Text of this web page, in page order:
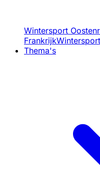
Wintersport
Frankrijk
Thema's